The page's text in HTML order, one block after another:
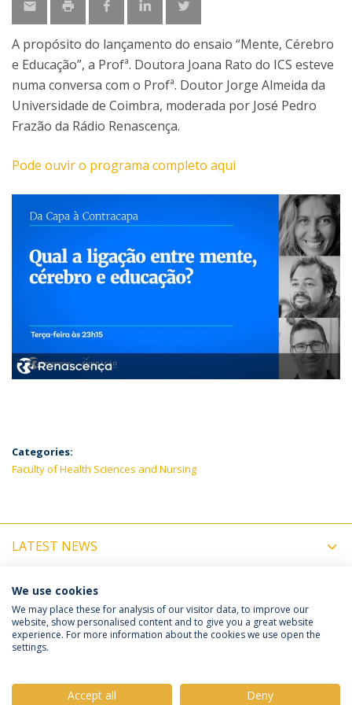
A propósito do lançamento do ensaio “Mente, Cérebro
e Educação”, a Profª. Doutora Joana Rato do ICS esteve
numa conversa com o Profª. Doutor Jorge Almeida da
Universidade de Coimbra, moderada por José Pedro
Frazão da Rádio Renascença.
Pode ouvir o programa completo aqui
Categories:
Faculty of Health Sciences and Nursing
LATEST NEWS
UPCOMING EVENTS
Política de Privacidade
Termos e Condições
We use cookies
We may place these for analysis of our visitor data, to improve our
website, show personalised content and to give you a great website
experience. For more information about the cookies we use open the
settings.
Accept all Deny